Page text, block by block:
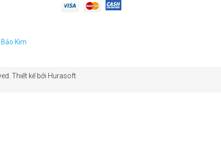
Kim
Thiết kế bởi Hurasoft